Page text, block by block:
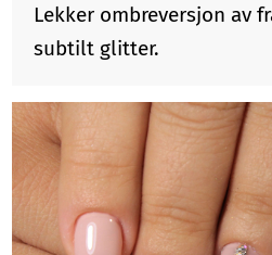
Lekker ombreversjon av
subtilt glitter.